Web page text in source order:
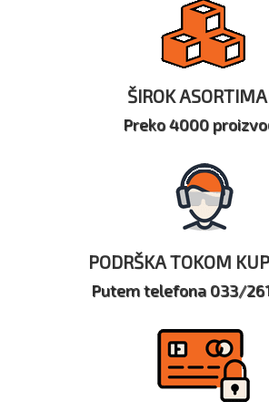
ŠIROK
Preko 4000
PODRŠKA TOKOM
Putem telefona 033/